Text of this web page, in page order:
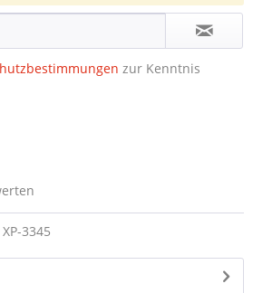
zur Kenntnis
XP-3345